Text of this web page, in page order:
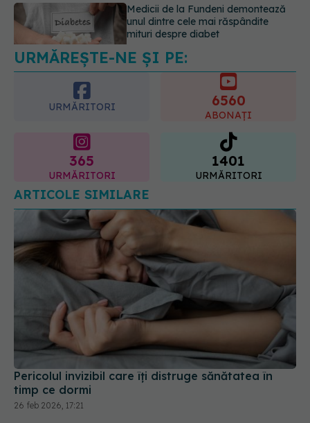
potrivită de medicamente pentru
hipertensiune. De ce doi pacienți cu
aceeași tensiune pot primi
06.08.2026, 16:19
URMĂREȘTE-NE ȘI PE:
URMĂRITORI 6560
ABONAȚI
365
URMĂRITORI
1401
URMĂRITORI
ARTICOLE SIMILARE
Pericolul invizibil care îți distruge sănătatea în
timp ce dormi
26 feb 2026, 17:21